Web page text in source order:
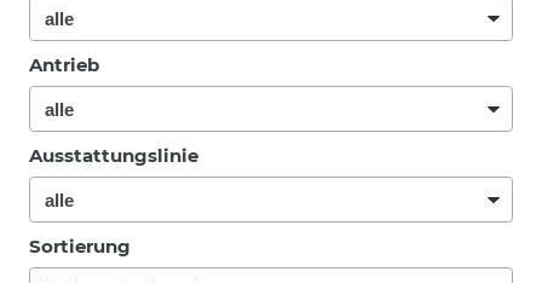
Antrieb
Ausstattungslinie
Sortierung